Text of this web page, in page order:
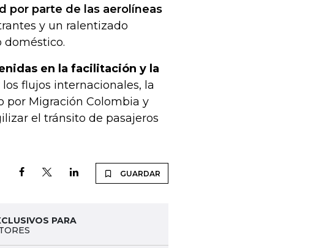
por parte de las aerolíneas
y un ralentizado
en la facilitación y la
flujos internacionales, la
por Migración Colombia y
el tránsito de pasajeros
GUARDAR
PARA